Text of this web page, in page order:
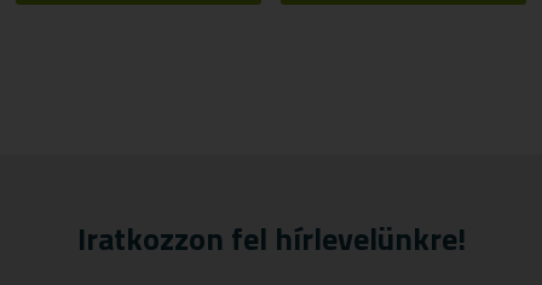
Iratkozzon fel hírlevelünkre!